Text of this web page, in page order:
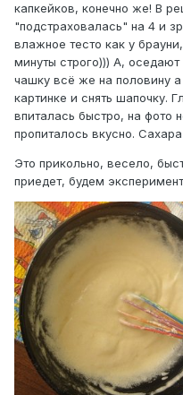
капкейков, конечно же! В
"подстраховалась" на 4 и
влажное тесто как у
минуты строго))) А,
чашку всё же на половину
картинке и снять шапочку.
впиталась быстро, на фото
пропиталось вкусно.
Это прикольно, весело,
приедет, будем